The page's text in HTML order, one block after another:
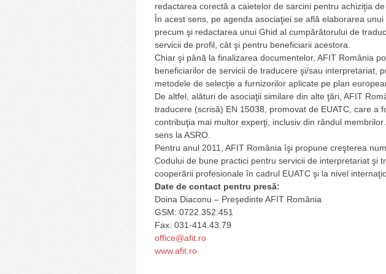
redactarea corectă a caietelor de sarcini pentru achiziţia
În acest sens, pe agenda asociaţiei se află elaborarea
precum şi redactarea unui Ghid al cumpărătorului de
servicii de profil, cât şi pentru beneficiarii acestora.
Chiar şi până la finalizarea documentelor, AFIT România
beneficiarilor de servicii de traducere şi/sau interpretariat,
metodele de selecţie a furnizorilor aplicate pe plan
De altfel, alături de asociaţii similare din alte ţări, AFIT
traducere (scrisă) EN 15038, promovat de EUATC, care a
contribuţia mai multor experţi, inclusiv din rândul
sens la ASRO.
Pentru anul 2011, AFIT România îşi propune creşterea
Codului de bune practici pentru servicii de interpretariat şi
cooperării profesionale în cadrul EUATC şi la nivel
Date de contact pentru presă:
Doina Diaconu – Preşedinte AFIT România
GSM: 0722.352.451
Fax: 031-414.43.79
office@afit.ro
www.afit.ro